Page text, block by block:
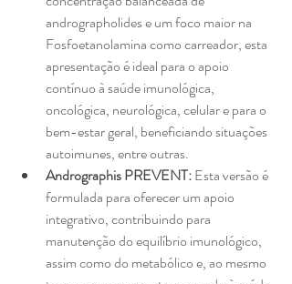
andrographolides e um foco maior na
Fosfoetanolamina como carreador, esta
apresentação é ideal para o apoio
contínuo à saúde imunológica,
oncológica, neurológica, celular e para o
bem-estar geral, beneficiando situações
autoimunes, entre outras.
Andrographis PREVENT: Esta versão é
formulada para oferecer um apoio
integrativo, contribuindo para
manutenção do equilíbrio imunológico,
assim como do metabólico e, ao mesmo